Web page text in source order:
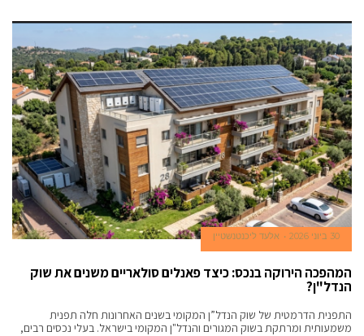
30 ביוני 2026 אלעד ליכנטנשטיין
המהפכה הירוקה בנכס: כיצד פאנלים סולאריים משנים את שוק
הנדל"ן?
התפנית הדרמטית של שוק הנדל”ן המקומי בשנים האחרונות חלה תפנית
משמעותית ומרתקת בשוק המגורים והנדל"ן המקומי בישראל. בעלי נכסים רבים,